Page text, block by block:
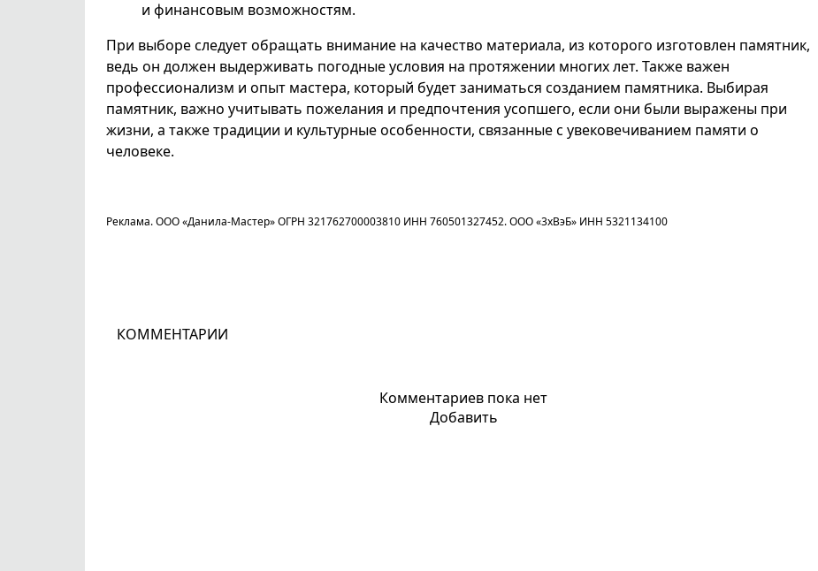
и финансовым возможностям.
При выборе следует обращать внимание на качество материала, из которого изготовлен памятник,
ведь он должен выдерживать погодные условия на протяжении многих лет. Также важен
профессионализм и опыт мастера, который будет заниматься созданием памятника. Выбирая
памятник, важно учитывать пожелания и предпочтения усопшего, если они были выражены при
жизни, а также традиции и культурные особенности, связанные с увековечиванием памяти о
человеке.
Реклама. ООО «Данила-Мастер» ОГРН 321762700003810 ИНН 760501327452. ООО «3хВэБ» ИНН 5321134100
КОММЕНТАРИИ
Комментариев пока нет
Добавить